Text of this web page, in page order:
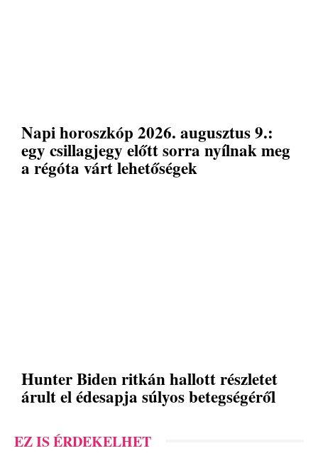
Napi horoszkóp 2026. augusztus 9.:
egy csillagjegy előtt sorra nyílnak meg
a régóta várt lehetőségek
Hunter Biden ritkán hallott részletet
árult el édesapja súlyos betegségéről
EZ IS ÉRDEKELHET